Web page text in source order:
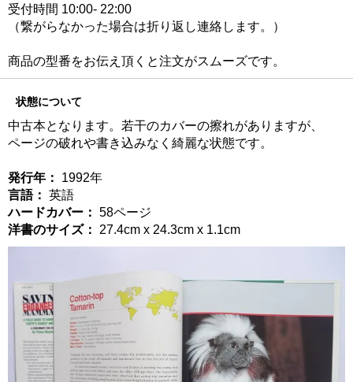
受付時間 10:00- 22:00
（繋がらなかった場合は折り返し連絡します。）
商品の型番をお伝え頂くと注文がスムーズです。
状態について
中古本となります。若干のカバーの擦れがありますが、
ページの破れや書き込みなく綺麗な状態です。
発行年：
1992年
言語： 英語
ハードカバー： 58ページ
洋書のサイズ：
27.4cm x 24.3cm x 1.1cm